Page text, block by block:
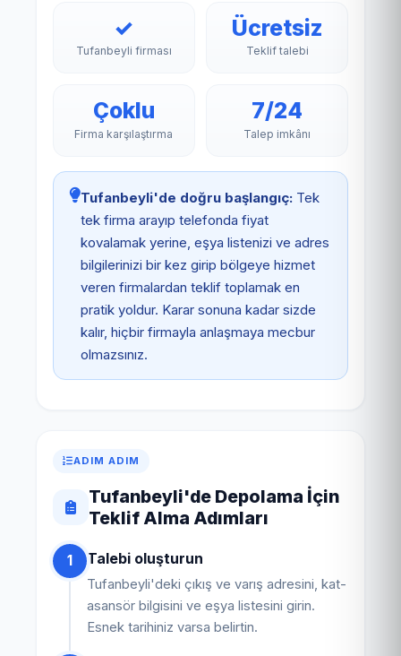
✓
Tufanbeyli firması
Ücretsiz
Teklif talebi
Çoklu
Firma karşılaştırma
7/24
Talep imkânı
Tufanbeyli'de doğru başlangıç: Tek
tek firma arayıp telefonda fiyat
kovalamak yerine, eşya listenizi ve adres
bilgilerinizi bir kez girip bölgeye hizmet
veren firmalardan teklif toplamak en
pratik yoldur. Karar sonuna kadar sizde
kalır, hiçbir firmayla anlaşmaya mecbur
olmazsınız.
ADIM ADIM
Tufanbeyli'de Depolama İçin
Teklif Alma Adımları
1 Talebi oluşturun
Tufanbeyli'deki çıkış ve varış adresini, kat-
asansör bilgisini ve eşya listesini girin.
Esnek tarihiniz varsa belirtin.